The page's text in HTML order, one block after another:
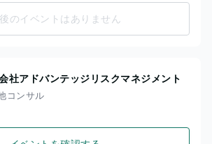
のイベントはありません
社アドバンテッジリスクマネジメント
コンサル